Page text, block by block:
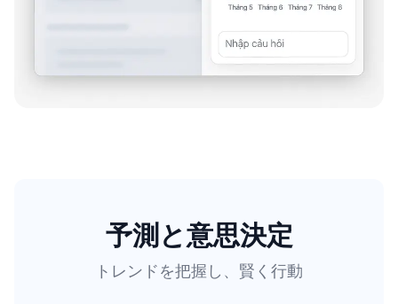
予測と意思決定
トレンドを把握し、賢く行動